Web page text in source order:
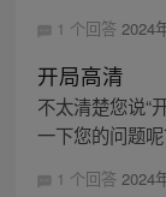
1 个回答 2024
开局高清
不太清楚您说“
一下您的问题
1 个回答 2024